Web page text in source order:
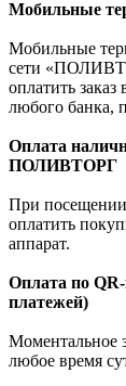
Мобильные
Мобильные
сети
оплатить
любого банка,
Оплата
ПОЛИВТОРГ
При посещении
оплатить
аппарат.
Оплата по
платежей)
Моментальное
любое время